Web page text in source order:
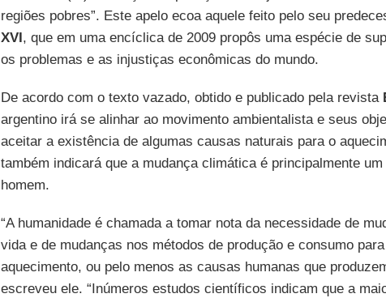
regiões pobres”. Este apelo ecoa aquele feito pelo seu
XVI, que em uma encíclica de 2009 propôs uma espécie de
os problemas e as injustiças econômicas do mundo.
De acordo com o texto vazado, obtido e publicado pela revista
argentino irá se alinhar ao movimento ambientalista e seus
aceitar a existência de algumas causas naturais para o
também indicará que a mudança climática é principalmente
homem.
“A humanidade é chamada a tomar nota da necessidade de
vida e de mudanças nos métodos de produção e consumo
aquecimento, ou pelo menos as causas humanas que
escreveu ele. “Inúmeros estudos científicos indicam que a